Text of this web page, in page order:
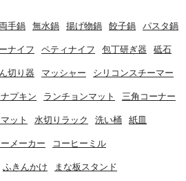
手鍋 無水鍋 揚げ物鍋 餃子鍋 パスタ鍋
ナイフ ペティナイフ 包丁研ぎ器 砥石
切り器 マッシャー シリコンスチーマー
プキン ランチョンマット 三角コーナー
ット 水切りラック 洗い桶 紙皿
メーカー コーヒーミル
ふきんかけ まな板スタンド